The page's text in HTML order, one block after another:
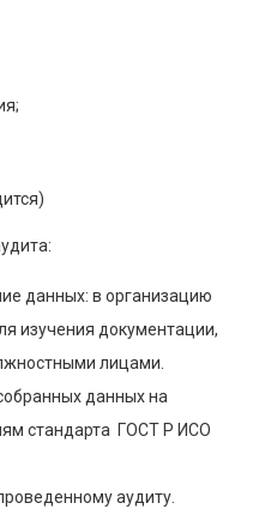
данных: в организацию
изучения документации,
лицами.
данных на
стандарта ГОСТ Р ИСО
аудиту.